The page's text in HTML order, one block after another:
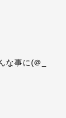
な事に(＠_